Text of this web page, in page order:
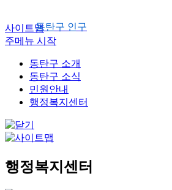
동탄구 인구
사이트맵
주메뉴 시작
동탄구 소개
동탄구 소식
민원안내
행정복지센터
행정복지센터